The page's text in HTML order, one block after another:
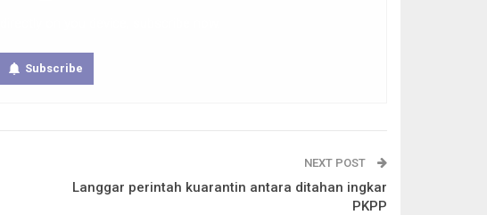
Subscribe
NEXT POST
Langgar perintah kuarantin antara ditahan ingkar
PKPP